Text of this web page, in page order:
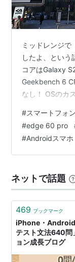
ミッドレンジ
したよ、という
コアはGalaxy
Geekbench 6
なし！ OSのカ
く盛ったキレイ
見せします た
も… 「pro」だ
仕様の基本情報
#スマートフォ
#edge 60 pro
#Androidスマホ
ネットで話題
469 ブックマーク
iPhone・
テスト文法640問
ョン成長ブログ